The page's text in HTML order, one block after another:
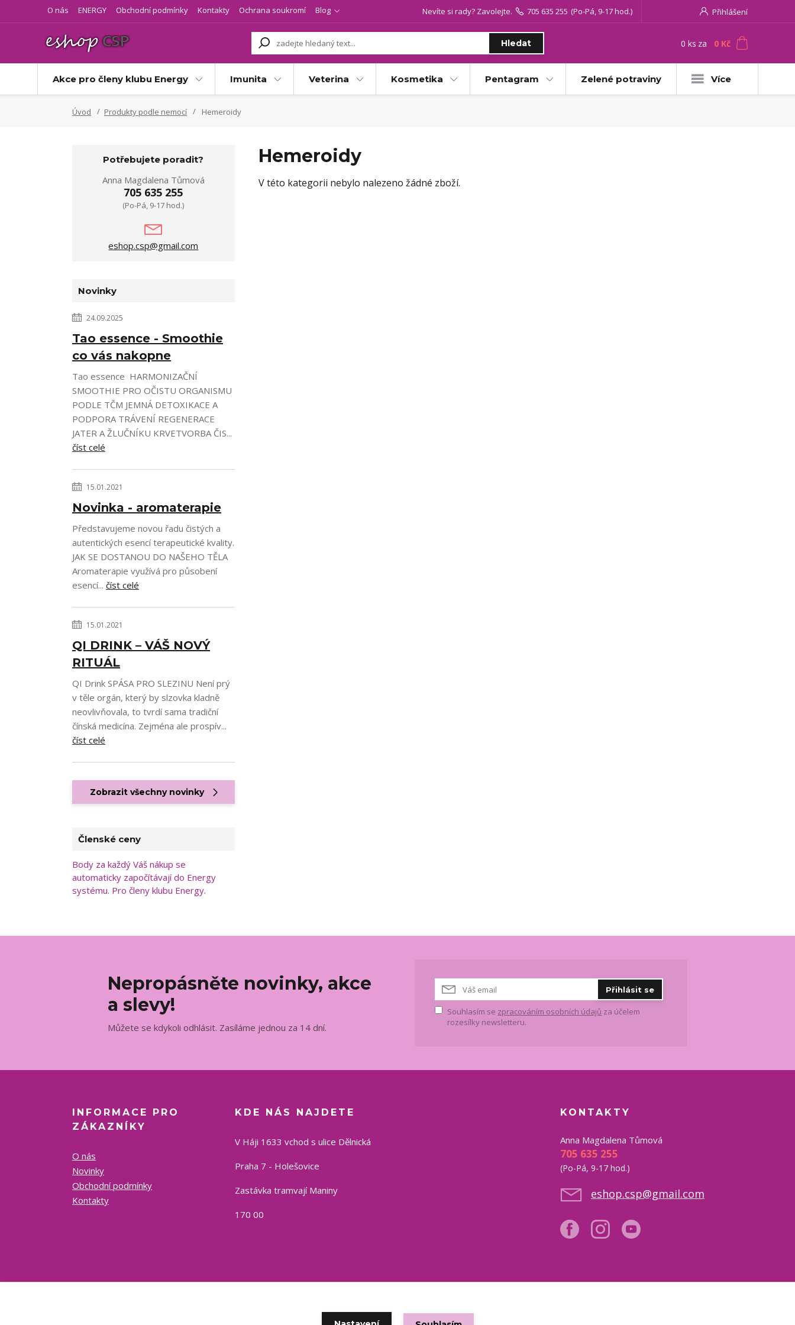
O nás ENERGY Obchodní podmínky Kontakty Ochrana soukromí Blog Přihlášení
Hledat
Nevíte si rady? Zavolejte. 705 635 255 (Po-Pá, 9-17 hod.)
0 ks za 0 Kč
Akce pro členy klubu Energy Imunita Veterina Kosmetika Pentagram Zelené potraviny Více
Úvod Produkty podle nemocí Hemeroidy
Hemeroidy
V této kategorii nebylo nalezeno žádné zboží.
Potřebujete poradit?
Anna Magdalena Tůmová
705 635 255
(Po-Pá, 9-17 hod.)
eshop.csp@gmail.com
Novinky
24.09.2025
Tao essence - Smoothie
co vás nakopne
Tao essence HARMONIZAČNÍ
SMOOTHIE PRO OČISTU ORGANISMU
PODLE TČM JEMNÁ DETOXIKACE A
PODPORA TRÁVENÍ REGENERACE
JATER A ŽLUČNÍKU KRVETVORBA ČIS...
číst celé
15.01.2021
Novinka - aromaterapie
Představujeme novou řadu čistých a
autentických esencí terapeutické kvality.
JAK SE DOSTANOU DO NAŠEHO TĚLA
Aromaterapie využívá pro působení
esencí... číst celé
15.01.2021
QI DRINK – VÁŠ NOVÝ
RITUÁL
QI Drink SPÁSA PRO SLEZINU Není prý
v těle orgán, který by slzovka kladně
neovlivňovala, to tvrdí sama tradiční
čínská medicína. Zejména ale prospív...
číst celé
Zobrazit všechny novinky
Členské ceny
Body za každý Váš nákup se
automaticky započítávají do Energy
systému. Pro členy klubu Energy.
Nepropásněte novinky, akce
a slevy!
Můžete se kdykoli odhlásit. Zasíláme jednou za 14 dní.
Přihlásit se
Souhlasím se zpracováním osobních údajů za účelem
rozesílky newsletteru.
INFORMACE PRO
ZÁKAZNÍKY
O nás
Novinky
Obchodní podmínky
Kontakty
KDE NÁS NAJDETE
V Háji 1633 vchod s ulice Dělnická
Praha 7 - Holešovice
Zastávka tramvají Maniny
170 00
KONTAKTY
Anna Magdalena Tůmová
705 635 255
(Po-Pá, 9-17 hod.)
eshop.csp@gmail.com
Copyright © 2021 eshop CSP